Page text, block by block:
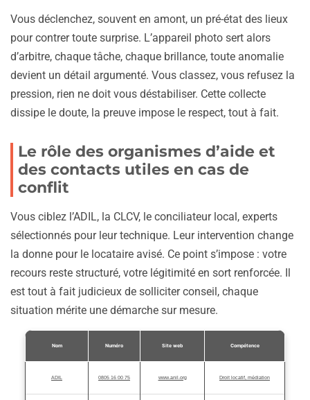
Vous déclenchez, souvent en amont, un pré-état des lieux
pour contrer toute surprise. L’appareil photo sert alors
d’arbitre, chaque tâche, chaque brillance, toute anomalie
devient un détail argumenté. Vous classez, vous refusez la
pression, rien ne doit vous déstabiliser. Cette collecte
dissipe le doute, la preuve impose le respect, tout à fait.
Le rôle des organismes d’aide et
des contacts utiles en cas de
conflit
Vous ciblez l’ADIL, la CLCV, le conciliateur local, experts
sélectionnés pour leur technique. Leur intervention change
la donne pour le locataire avisé. Ce point s’impose : votre
recours reste structuré, votre légitimité en sort renforcée. Il
est tout à fait judicieux de solliciter conseil, chaque
situation mérite une démarche sur mesure.
Nom Numéro Site web Compétence
ADIL 0805 16 00 75 www.anil.org Droit locatif, médiation